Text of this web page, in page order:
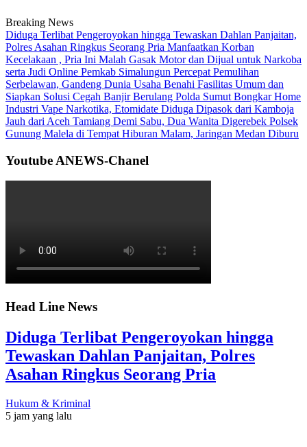
Breaking News
Diduga Terlibat Pengeroyokan hingga Tewaskan Dahlan Panjaitan,
Polres Asahan Ringkus Seorang Pria Manfaatkan Korban
Kecelakaan , Pria Ini Malah Gasak Motor dan Dijual untuk Narkoba
serta Judi Online Pemkab Simalungun Percepat Pemulihan
Serbelawan, Gandeng Dunia Usaha Benahi Fasilitas Umum dan
Siapkan Solusi Cegah Banjir Berulang Polda Sumut Bongkar Home
Industri Vape Narkotika, Etomidate Diduga Dipasok dari Kamboja
Jauh dari Aceh Tamiang Demi Sabu, Dua Wanita Digerebek Polsek
Gunung Malela di Tempat Hiburan Malam, Jaringan Medan Diburu
Youtube ANEWS-Chanel
Head Line News
Diduga Terlibat Pengeroyokan hingga
Tewaskan Dahlan Panjaitan, Polres
Asahan Ringkus Seorang Pria
Hukum & Kriminal
5 jam yang lalu